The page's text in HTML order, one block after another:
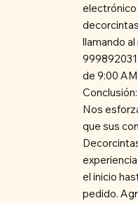
electrónico
llamando
de 9:00
Conclusión:
Nos
que sus
el inicio
pedido.